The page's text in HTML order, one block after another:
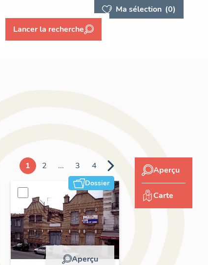
Ma sélection (0)
Lancer la recherche
1 2 ... 3 4
Dossier
Aperçu
Aperçu
Carte